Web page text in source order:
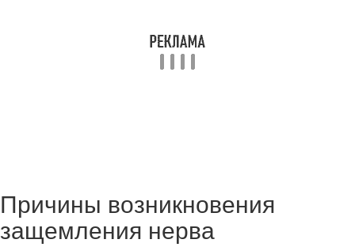
Причины возникновения
защемления нерва